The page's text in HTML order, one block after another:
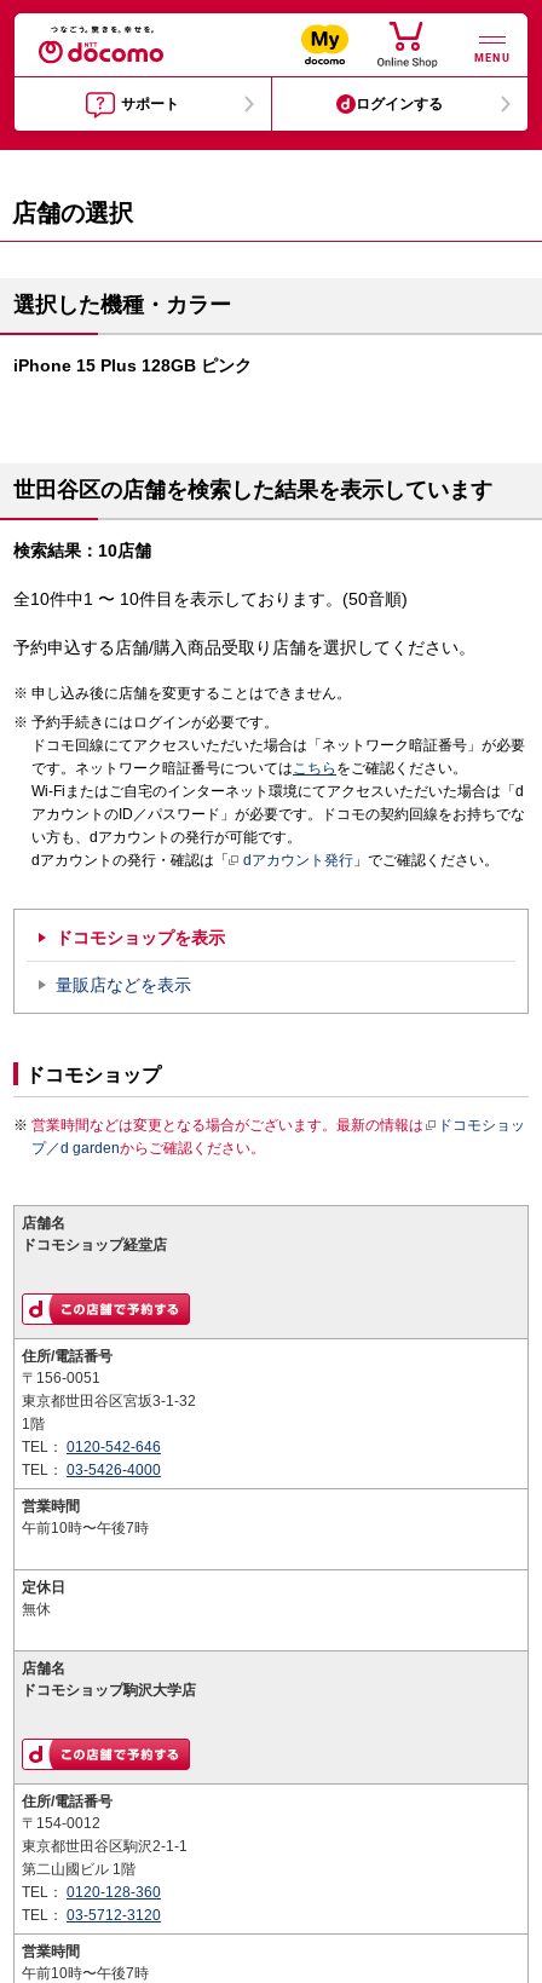
MENU
サポート ログインする
店舗の選択
選択した機種・カラー
iPhone 15 Plus 128GB ピンク
世田谷区の店舗を検索した結果を表示しています
検索結果：10店舗
全10件中1 〜 10件目を表示しております。(50音順)
予約申込する店舗/購入商品受取り店舗を選択してください。
申し込み後に店舗を変更することはできません。
予約手続きにはログインが必要です。
ドコモ回線にてアクセスいただいた場合は「ネットワーク暗証番号」が必要
です。ネットワーク暗証番号についてはこちら をご確認ください。
Wi-Fiまたはご自宅のインターネット環境にてアクセスいただいた場合は「d
アカウントのID／パスワード」が必要です。ドコモの契約回線をお持ちでな
い方も、dアカウントの発行が可能です。
dアカウントの発行・確認は「
dアカウント発行 」でご確認ください。
ドコモショップを表示
量販店などを表示
ドコモショップ
営業時間などは変更となる場合がございます。最新の情報は
ドコモショッ
プ／d gardenからご確認ください。
店舗名
ドコモショップ経堂店
住所/電話番号
〒156-0051
東京都世田谷区宮坂3-1-32
1階
TEL： 0120-542-646
TEL： 03-5426-4000
営業時間
午前10時〜午後7時
定休日
無休
店舗名
ドコモショップ駒沢大学店
住所/電話番号
〒154-0012
東京都世田谷区駒沢2-1-1
第二山國ビル 1階
TEL： 0120-128-360
TEL： 03-5712-3120
営業時間
午前10時〜午後7時